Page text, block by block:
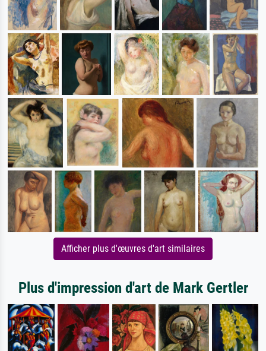
Afficher plus d'œuvres d'art similaires
Plus d'impression d'art de Mark Gertler